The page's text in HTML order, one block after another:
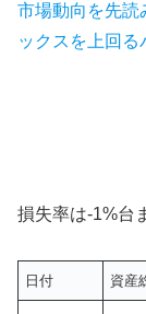
市場動向を先読
ックスを上回
損失率は-1%台
日付 資産